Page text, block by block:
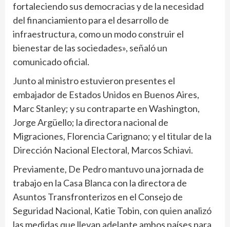
fortaleciendo sus democracias y de la necesidad
del financiamiento para el desarrollo de
infraestructura, como un modo construir el
bienestar de las sociedades», señaló un
comunicado oficial.
Junto al ministro estuvieron presentes el
embajador de Estados Unidos en Buenos Aires,
Marc Stanley; y su contraparte en Washington,
Jorge Argüello; la directora nacional de
Migraciones, Florencia Carignano; y el titular de la
Dirección Nacional Electoral, Marcos Schiavi.
Previamente, De Pedro mantuvo una jornada de
trabajo en la Casa Blanca con la directora de
Asuntos Transfronterizos en el Consejo de
Seguridad Nacional, Katie Tobin, con quien analizó
las medidas que llevan adelante ambos países para